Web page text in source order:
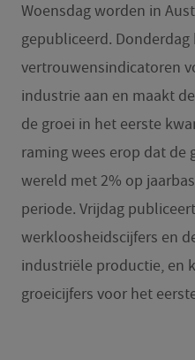
Woensdag worden in
gepubliceerd.
vertrouwensindicatoren
industrie aan en maakt
de groei in het eerste
raming wees erop dat de
wereld met 2% op
periode. Vrijdag
werkloosheidscijfers en
industriële productie, en
groeicijfers voor het